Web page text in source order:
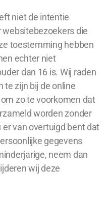
niet de intentie
die
toestemming hebben
echter niet
dan 16 is. Wij raden
te zijn bij de online
zo te voorkomen dat
worden zonder
van overtuigd bent dat
gegevens
neem dan
wij deze